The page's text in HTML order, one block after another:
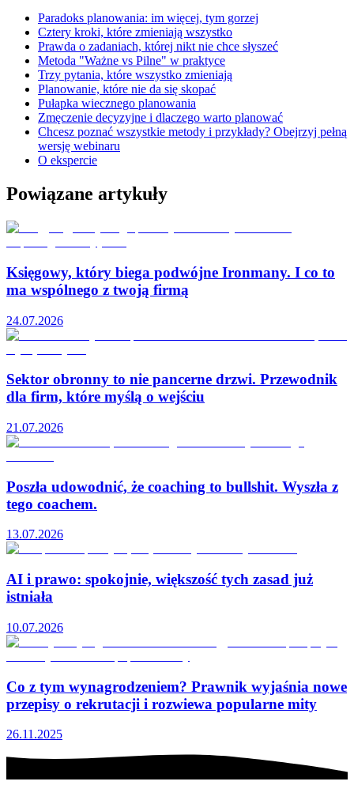
Paradoks planowania: im więcej, tym gorzej
Cztery kroki, które zmieniają wszystko
Prawda o zadaniach, której nikt nie chce słyszeć
Metoda "Ważne vs Pilne" w praktyce
Trzy pytania, które wszystko zmieniają
Planowanie, które nie da się skopać
Pułapka wiecznego planowania
Zmęczenie decyzyjne i dlaczego warto planować
Chcesz poznać wszystkie metody i przykłady? Obejrzyj pełną
wersję webinaru
O ekspercie
Powiązane artykuły
Księgowy, który biega podwójne Ironmany. I co to
ma wspólnego z twoją firmą
24.07.2026
Sektor obronny to nie pancerne drzwi. Przewodnik
dla firm, które myślą o wejściu
21.07.2026
Poszła udowodnić, że coaching to bullshit. Wyszła z
tego coachem.
13.07.2026
AI i prawo: spokojnie, większość tych zasad już
istniała
10.07.2026
Co z tym wynagrodzeniem? Prawnik wyjaśnia nowe
przepisy o rekrutacji i rozwiewa popularne mity
26.11.2025